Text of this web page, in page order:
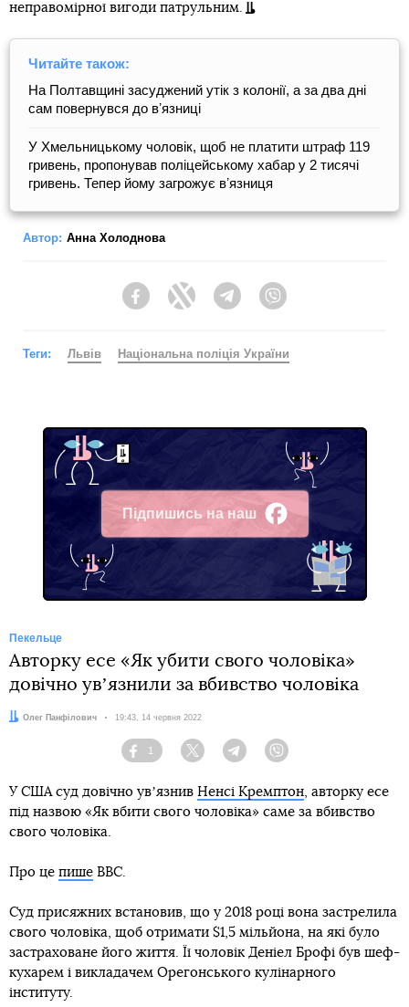
неправомірної вигоди патрульним.
Читайте також:
На Полтавщині засуджений утік з колонії, а за два дні
сам повернувся до вʼязниці
У Хмельницькому чоловік, щоб не платити штраф 119
гривень, пропонував поліцейському хабар у 2 тисячі
гривень. Тепер йому загрожує вʼязниця
Автор: Анна Холоднова
FacebookTwitter Telegram
Теги: Львів Національна поліція України
Підпишись на наш
Facebook
Пекельце
Авторку есе «Як убити свого чоловіка»
довічно увʼязнили за вбивство чоловіка
Автор:
Олег Панфілович Дата:
19:43, 14 червня 2022
Facebook
1
Twitter TelegramViber
У США суд довічно увʼязнив Ненсі Кремптон, авторку есе
під назвою «Як вбити свого чоловіка» саме за вбивство
свого чоловіка.
Про це пише BBC.
Суд присяжних встановив, що у 2018 році вона застрелила
свого чоловіка, щоб отримати $1,5 мільйона, на які було
застраховане його життя. Її чоловік Деніел Брофі був шеф-
кухарем і викладачем Орегонського кулінарного
інституту.